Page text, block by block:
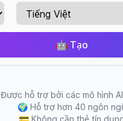
🤖 Tạo
Được hỗ trợ bởi các mô hình
🌍 Hỗ trợ hơn 40 ngôn
💳 Không cần thẻ tín